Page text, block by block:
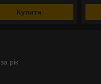
Купити
рік